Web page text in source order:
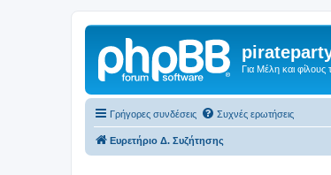
Για Μέλη και
Γρήγορες συνδέσεις Συχνές ερωτήσεις
Ευρετήριο Δ. Συζήτησης